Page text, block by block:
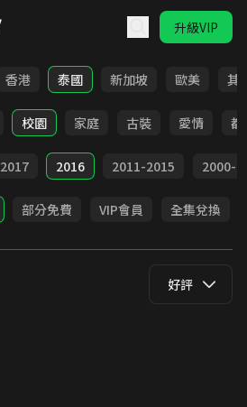
升級VIP
香港 泰國 新加坡 歐美 其
校園 家庭 古裝 愛情 都
2017 2016 2011-2015 2000-
部分免費 VIP會員 全集兌換
好評